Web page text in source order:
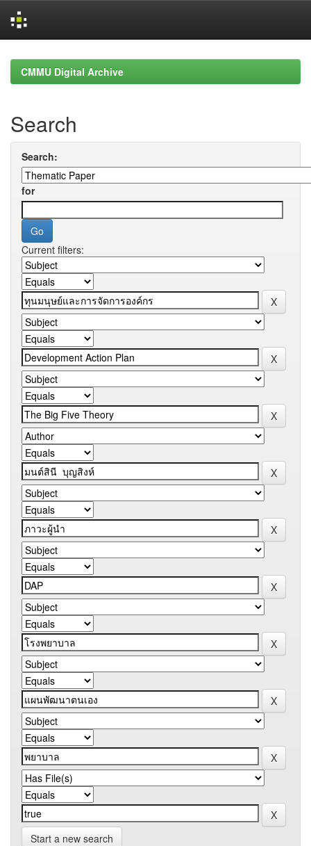
navigationCMMU Digital Archive
Search
Search:
for
Current filters:
Start a new search